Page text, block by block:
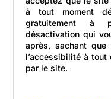
à tout moment
gratuitement à
désactivation qui
après, sachant que
l’accessibilité à tout
par le site.